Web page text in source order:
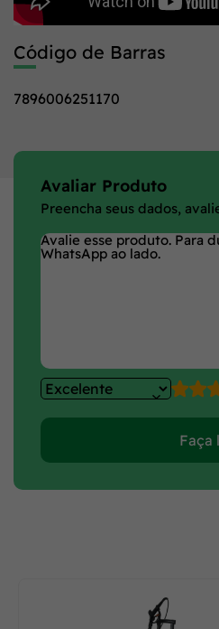
Código de Barras
7896006251170
Avaliar Produto
Preencha seus dados,
Faça